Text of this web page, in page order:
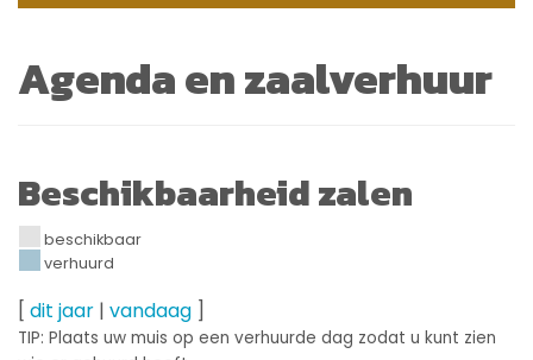
Agenda en zaalverhuur
Beschikbaarheid zalen
beschikbaar
verhuurd
[ dit jaar | vandaag ]
TIP: Plaats uw muis op een verhuurde dag zodat u kunt zien